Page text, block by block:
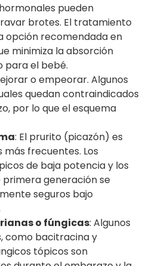
pueden
brotes. El tratamiento
opción recomendada en
minimiza la absorción
para el bebé.
o empeorar. Algunos
quedan contraindicados
por lo que el esquema
: El prurito (picazón) es
frecuentes. Los
de baja potencia y los
generación se
seguros bajo
o fúngicas: Algunos
como bacitracina y
tópicos son